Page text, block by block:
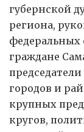
губернской
региона,
федеральных
граждане
городов и
крупных
кругов,